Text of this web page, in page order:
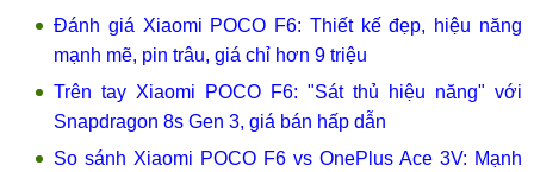
Đánh giá Xiaomi POCO F6: Thiết kế đẹp, hiệu năng
mạnh mẽ, pin trâu, giá chỉ hơn 9 triệu
Trên tay Xiaomi POCO F6: "Sát thủ hiệu năng" với
Snapdragon 8s Gen 3, giá bán hấp dẫn
So sánh Xiaomi POCO F6 vs OnePlus Ace 3V: Mạnh